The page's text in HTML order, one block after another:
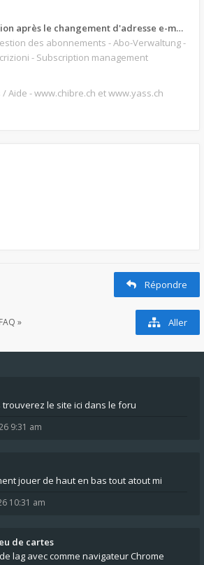
après le changement d'adresse e-mail.
des abonnements - Abo-Verwaltung -
- Subscription management
/ Aide - www.chibre.ch et www.yass.ch
Répondre
» Aller
trouverez le site ici dans le foru
9:31 am
jouer de haut en bas tout atout mi
10:31 am
de cartes
lag avec comme navigateur Chrome